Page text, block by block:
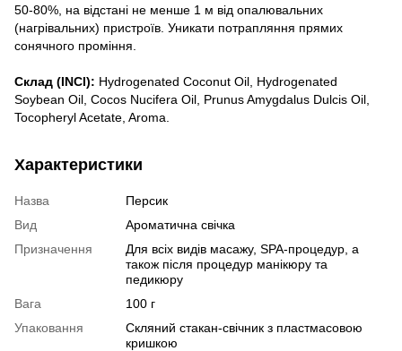
50-80%, на відстані не менше 1 м від опалювальних
(нагрівальних) пристроїв. Уникати потрапляння прямих
сонячного проміння.
Склад (INCI): Hydrogenated Coconut Oil, Hydrogenated
Soybean Oil, Cocos Nucifera Oil, Prunus Amygdalus Dulcis Oil,
Tocopheryl Acetate, Aroma.
Характеристики
Назва
Персик
Вид
Ароматична свічка
Призначення
Для всіх видів масажу, SPA-процедур, а
також після процедур манікюру та
педикюру
Вага
100 г
Упаковання
Скляний стакан-свічник з пластмасовою
кришкою